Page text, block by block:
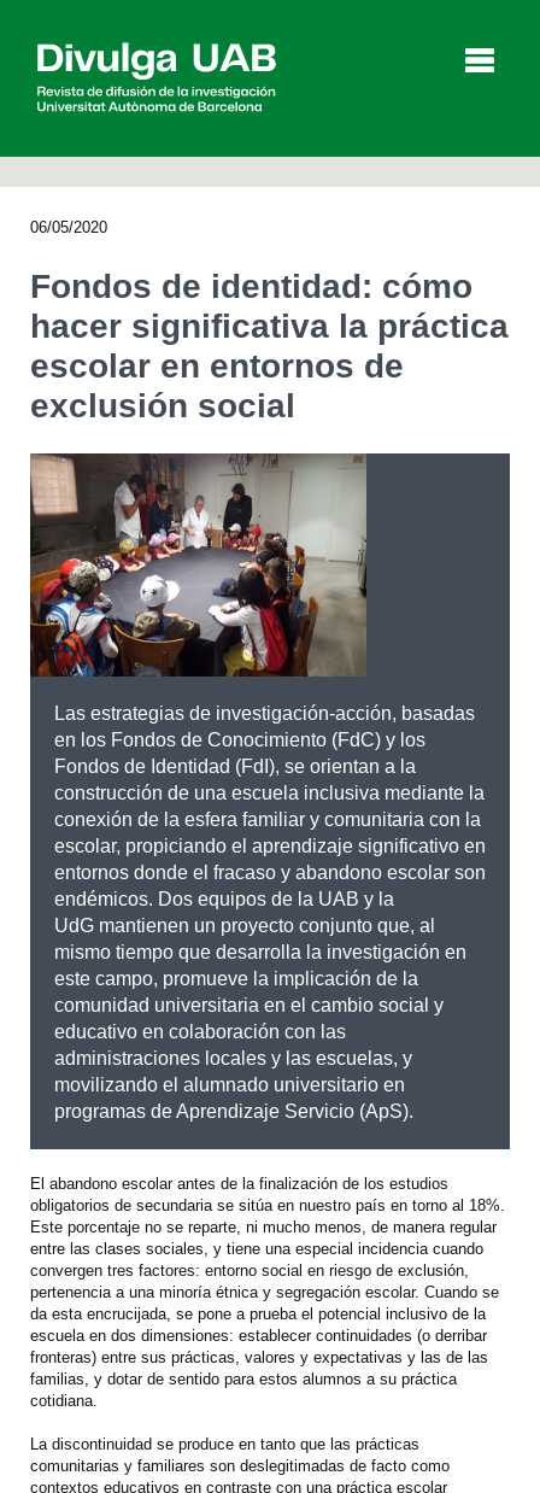
Agenda
English Català
BUSCAR
06/05/2020
Fondos de identidad: cómo
hacer significativa la práctica
escolar en entornos de
exclusión social
Las estrategias de investigación-acción, basadas
en los Fondos de Conocimiento (FdC) y los
Fondos de Identidad (FdI), se orientan a la
construcción de una escuela inclusiva mediante la
conexión de la esfera familiar y comunitaria con la
escolar, propiciando el aprendizaje significativo en
entornos donde el fracaso y abandono escolar son
endémicos. Dos equipos de la UAB y la
UdG mantienen un proyecto conjunto que, al
mismo tiempo que desarrolla la investigación en
este campo, promueve la implicación de la
comunidad universitaria en el cambio social y
educativo en colaboración con las
administraciones locales y las escuelas, y
movilizando el alumnado universitario en
programas de Aprendizaje Servicio (ApS).
El abandono escolar antes de la finalización de los estudios
obligatorios de secundaria se sitúa en nuestro país en torno al 18%.
Este porcentaje no se reparte, ni mucho menos, de manera regular
entre las clases sociales, y tiene una especial incidencia cuando
convergen tres factores: entorno social en riesgo de exclusión,
pertenencia a una minoría étnica y segregación escolar. Cuando se
da esta encrucijada, se pone a prueba el potencial inclusivo de la
escuela en dos dimensiones: establecer continuidades (o derribar
fronteras) entre sus prácticas, valores y expectativas y las de las
familias, y dotar de sentido para estos alumnos a su práctica
cotidiana.
La discontinuidad se produce en tanto que las prácticas
comunitarias y familiares son deslegitimadas de facto como
contextos educativos en contraste con una práctica escolar